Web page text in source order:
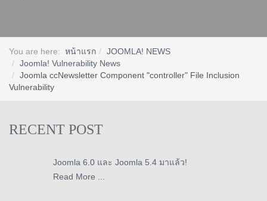
You are here: หน้าแรก
JOOMLA! NEWS
Joomla! Vulnerability News
Joomla ccNewsletter Component "controller" File Inclusion
Vulnerability
RECENT POST
Joomla 6.0 และ Joomla 5.4 มาแล้ว!
Read More ...